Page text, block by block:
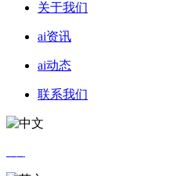
关于我们
ai资讯
ai动态
联系我们